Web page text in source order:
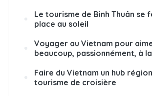
Le tourisme de Binh Thuân se
place au soleil
Voyager au Vietnam pour
beaucoup, passionnément, à
Faire du Vietnam un hub
tourisme de croisière